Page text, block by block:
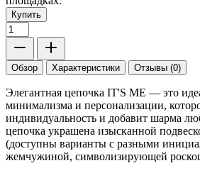
Купить
Обзор Характеристики Отзывы (0)
Элегантная цепочка IT'S ME — это
минимализма и персонализации,
индивидуальность и добавит шарма
цепочка украшена изысканной
(доступны варианты с разными
жемчужиной, символизирующей